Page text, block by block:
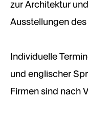
zur Architektur
Ausstellungen
Individuelle
und englischer
Firmen sind nach